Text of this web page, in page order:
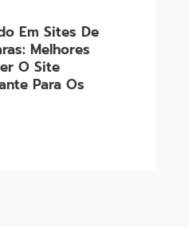
Em Sites De
Melhores
O Site
Para Os